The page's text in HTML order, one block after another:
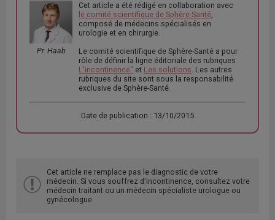
Pr. Haab
Cet article a été rédigé en collaboration avec
le comité scientifique de Sphère Santé,
composé de médecins spécialisés en
urologie et en chirurgie.
Le comité scientifique de Sphère-Santé a pour
rôle de définir la ligne éditoriale des rubriques
L'incontinence" et Les solutions. Les autres
rubriques du site sont sous la responsabilité
exclusive de Sphère-Santé.
Date de publication : 13/10/2015
Cet article ne remplace pas le diagnostic de votre
médecin. Si vous souffrez d'incontinence, consultez votre
médecin traitant ou un médecin spécialiste urologue ou
gynécologue